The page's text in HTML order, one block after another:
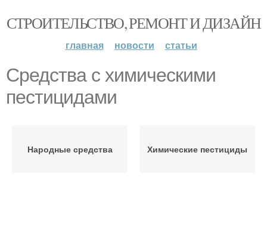
СТРОИТЕЛЬСТВО, РЕМОНТ И ДИЗАЙН
главная новости статьи
Средства с химическими
пестицидами
Народные средства Химические пестициды